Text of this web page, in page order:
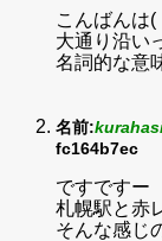
こんばんは
大通り沿い
名詞的な意
名前:
fc164b7ec
ですですー
札幌駅と赤
そんな感じ